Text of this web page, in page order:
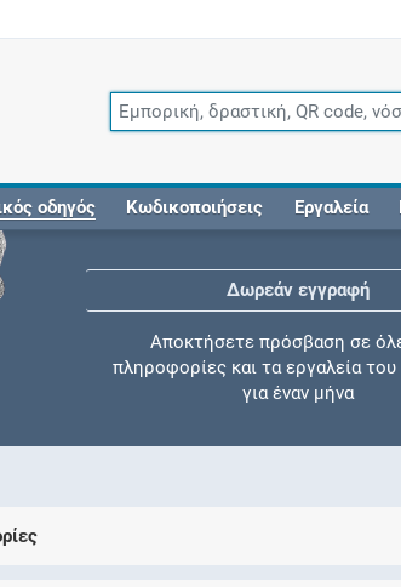
οδηγός Κωδικοποιήσεις Εργαλεία
Δωρεάν εγγραφή
Αποκτήσετε πρόσβαση σε
πληροφορίες και τα εργαλεία
για έναν μήνα